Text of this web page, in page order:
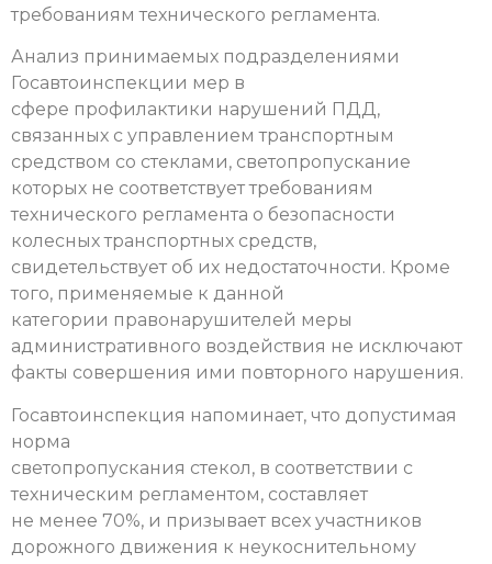
требованиям технического регламента.
Анализ принимаемых подразделениями
Госавтоинспекции мер в
сфере профилактики нарушений ПДД,
связанных с управлением транспортным
средством со стеклами, светопропускание
которых не соответствует требованиям
технического регламента о безопасности
колесных транспортных средств,
свидетельствует об их недостаточности. Кроме
того, применяемые к данной
категории правонарушителей меры
административного воздействия не исключают
факты совершения ими повторного нарушения.
Госавтоинспекция напоминает, что допустимая
норма
светопропускания стекол, в соответствии с
техническим регламентом, составляет
не менее 70%, и призывает всех участников
дорожного движения к неукоснительному